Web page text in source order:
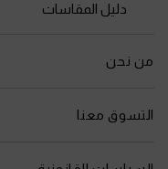
دليل المقاسات
من نحن
التسوق معنا